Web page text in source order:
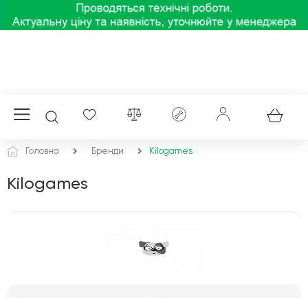
Головна Бренди Kilogames
Kilogames